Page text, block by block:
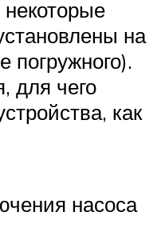
некоторые
на
погружного).
для чего
как
насоса